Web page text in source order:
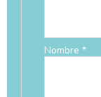
Nombre *